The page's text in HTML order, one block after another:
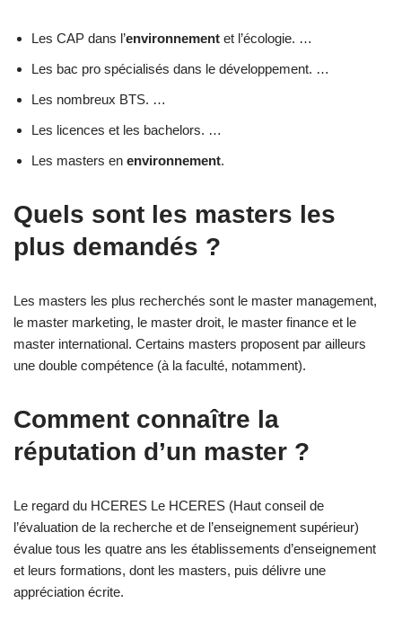
Les CAP dans l’environnement et l’écologie. …
Les bac pro spécialisés dans le développement. …
Les nombreux BTS. …
Les licences et les bachelors. …
Les masters en environnement.
Quels sont les masters les
plus demandés ?
Les masters les plus recherchés sont le master management,
le master marketing, le master droit, le master finance et le
master international. Certains masters proposent par ailleurs
une double compétence (à la faculté, notamment).
Comment connaître la
réputation d’un master ?
Le regard du HCERES Le HCERES (Haut conseil de
l’évaluation de la recherche et de l’enseignement supérieur)
évalue tous les quatre ans les établissements d’enseignement
et leurs formations, dont les masters, puis délivre une
appréciation écrite.